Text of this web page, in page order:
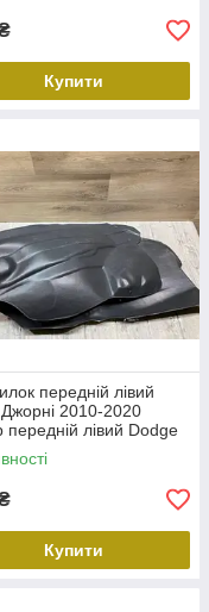
Купити
передній лівий
2010-2020
передній лівий Dodge
Купити